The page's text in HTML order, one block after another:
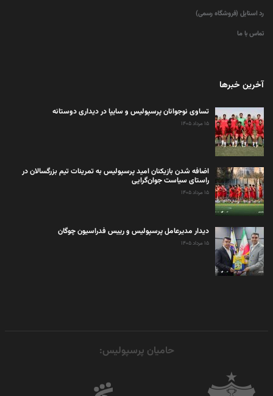
رد استایل (فروشگاه رسمی)
تماس با ما
آخرین خبرها
تساوی نوجوانان پرسپولیس و سایپا در دیداری دوستانه
۱۵ مرداد ۱۴۰۵
اضافه شدن بازیکنان امید پرسپولیس به تمرینات تیم بزرگسالان در
راستای سیاست جوان‌گرایی
۱۵ مرداد ۱۴۰۵
دیدار مدیرعامل پرسپولیس و رییس فدراسیون چوگان
۱۵ مرداد ۱۴۰۵
حامیان پرسپولیس: